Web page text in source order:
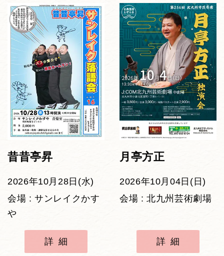
昔昔亭昇
2026年10月28日(水)
会場 : サンレイクかす
や
詳細
月亭方正
2026年10月04日(日)
会場 : 北九州芸術劇場
詳細